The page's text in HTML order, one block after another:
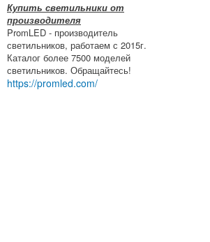
Купить светильники от
производителя
PromLED - производитель
светильников, работаем с 2015г.
Каталог более 7500 моделей
светильников. Обращайтесь!
https://promled.com/